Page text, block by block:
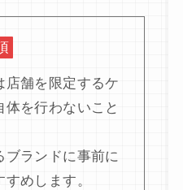
店舗を限定するケ
を行わないこと
ブランドに事前に
めします。